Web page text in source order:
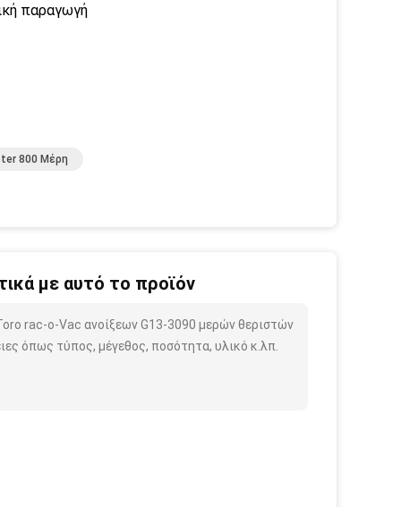
παραγωγή
800 Μέρη
με αυτό το προϊόν
rac-ο-Vac ανοίξεων G13-3090 μερών θεριστών
όπως τύπος, μέγεθος, ποσότητα, υλικό κ.λπ.